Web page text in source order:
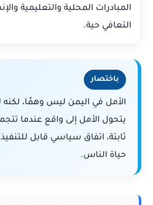
المبادرات المحلية والتعليمية
التعافي حية.
باختصار
الأمل في اليمن ليس وهمًا،
يتحول الأمل إلى واقع عندما
ثابتة، اتفاق سياسي قابل
حياة الناس.